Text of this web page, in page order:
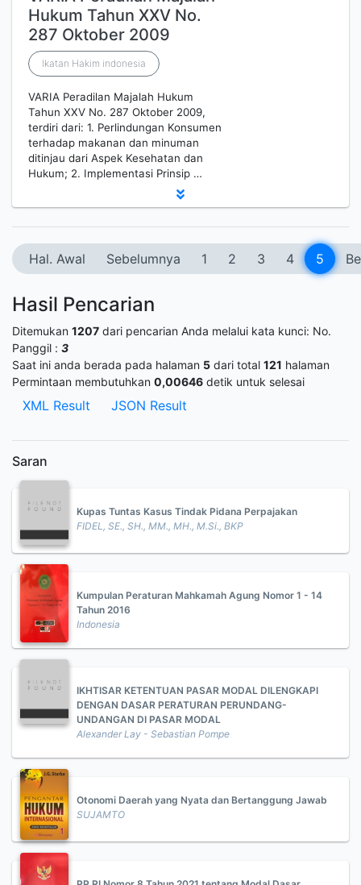
Hukum Tahun XXV No.
287 Oktober 2009
Ikatan Hakim indonesia
VARIA Peradilan Majalah Hukum
Tahun XXV No. 287 Oktober 2009,
terdiri dari: 1. Perlindungan Konsumen
terhadap makanan dan minuman
ditinjau dari Aspek Kesehatan dan
Hukum; 2. Implementasi Prinsip …
Hal. Awal Sebelumnya 1 2 3 4 5
Hasil Pencarian
Ditemukan 1207 dari pencarian Anda melalui kata kunci: No.
Panggil : 3
Saat ini anda berada pada halaman 5 dari total 121 halaman
Permintaan membutuhkan 0,00646 detik untuk selesai
XML Result JSON Result
Saran
Kupas Tuntas Kasus Tindak Pidana Perpajakan
FIDEL, SE., SH., MM., MH., M.Si., BKP
Kumpulan Peraturan Mahkamah Agung Nomor 1 - 14
Tahun 2016
Indonesia
IKHTISAR KETENTUAN PASAR MODAL DILENGKAPI
DENGAN DASAR PERATURAN PERUNDANG-
UNDANGAN DI PASAR MODAL
Alexander Lay - Sebastian Pompe
Otonomi Daerah yang Nyata dan Bertanggung Jawab
SUJAMTO